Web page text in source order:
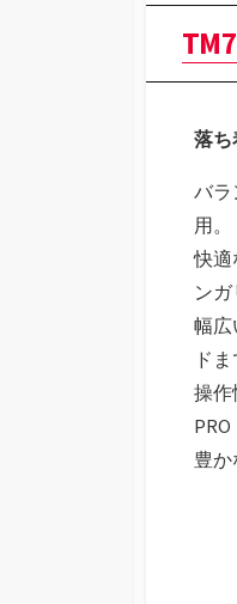
落ち
バラ
用。
快適
ン
幅広
ド
操作
豊